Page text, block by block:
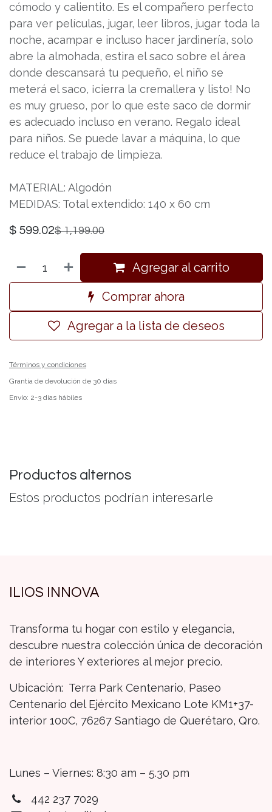
cómodo y calientito. Es el compañero perfecto
para ver películas, jugar, leer libros, jugar toda la
noche, acampar e incluso hacer jardinería, solo
abre la almohada, estira el saco sobre el área
donde descansará tu pequeño, el niño se
meterá el saco, ¡cierra la cremallera y listo! No
es muy grueso, por lo que este saco de dormir
es adecuado incluso en verano. Regalo ideal
para niños. Se puede lavar a máquina, lo que
reduce el trabajo de limpieza.
MATERIAL: Algodón
MEDIDAS: Total extendido: 140 x 60 cm
$ 599.02$1,199.00
Agregar al carrito
Comprar ahora
Agregar a la lista de deseos
Términos y condiciones
Grantía de devolución de 30 días
Envío: 2-3 días hábiles
Productos alternos
Estos productos podrían interesarle
ILIOS INNOVA
Transforma tu hogar con estilo y elegancia,
descubre nuestra colección única de decoración
de interiores Y exteriores al mejor precio.
Ubicación: Terra Park Centenario, Paseo
Centenario del Ejército Mexicano Lote KM1+37-
interior 100C, 76267 Santiago de Querétaro, Qro.
Lunes – Viernes: 8:30 am – 5.30 pm
442 237 7029